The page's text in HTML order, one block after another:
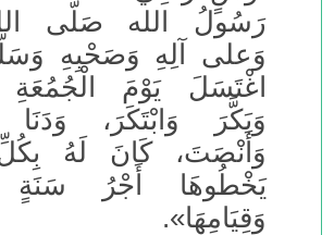
رَسُولُ الله صَلَّى
وَعلى آلِهِ وَصَحْبِهِ
اغْتَسَلَ يَوْمَ
وَبَكَّرَ وَابْتَكَرَ، وَدَنَا
وَأَنْصَتَ، كَانَ لَهُ
يَخْطُوهَا أَجْرُ سَنَةٍ
وَقِيَامِهَا».